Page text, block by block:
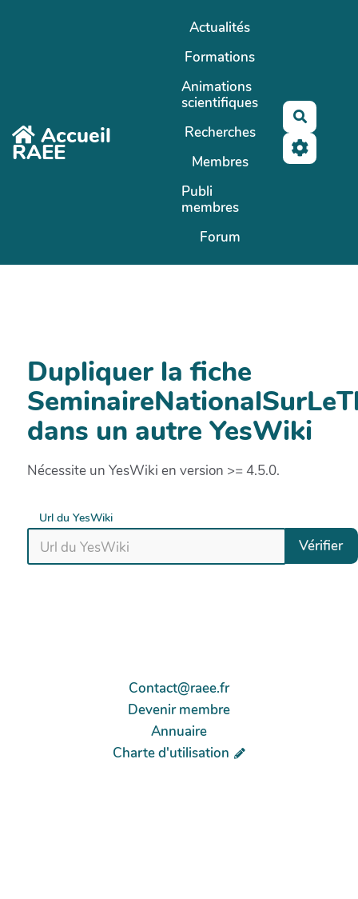
Accueil
RAEE
Actualités
Formations
Animations
scientifiques
Recherches
Membres
Publi
membres
Forum
Dupliquer la fiche
dans un autre YesWiki
Nécessite un YesWiki en version >= 4.5.0.
Url du YesWiki
Vérifier
Contact@raee.fr
Devenir membre
Annuaire
Charte d'utilisation